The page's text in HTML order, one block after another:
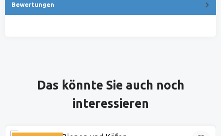
Bewertungen
Produktgalerie überspringen
Das könnte Sie auch noch
interessieren